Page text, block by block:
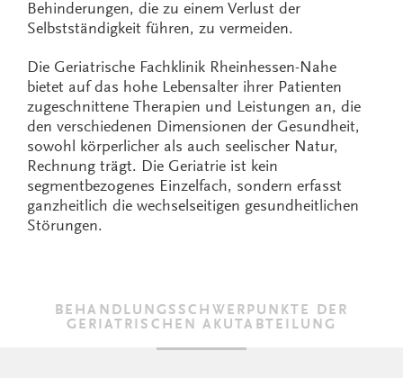
Behinderungen, die zu einem Verlust der
Selbstständigkeit führen, zu vermeiden.
Die Geriatrische Fachklinik Rheinhessen-Nahe
bietet auf das hohe Lebensalter ihrer Patienten
zugeschnittene Therapien und Leistungen an, die
den verschiedenen Dimensionen der Gesundheit,
sowohl körperlicher als auch seelischer Natur,
Rechnung trägt. Die Geriatrie ist kein
segmentbezogenes Einzelfach, sondern erfasst
ganzheitlich die wechselseitigen gesundheitlichen
Störungen.
BEHANDLUNGSSCHWERPUNKTE DER
GERIATRISCHEN AKUTABTEILUNG